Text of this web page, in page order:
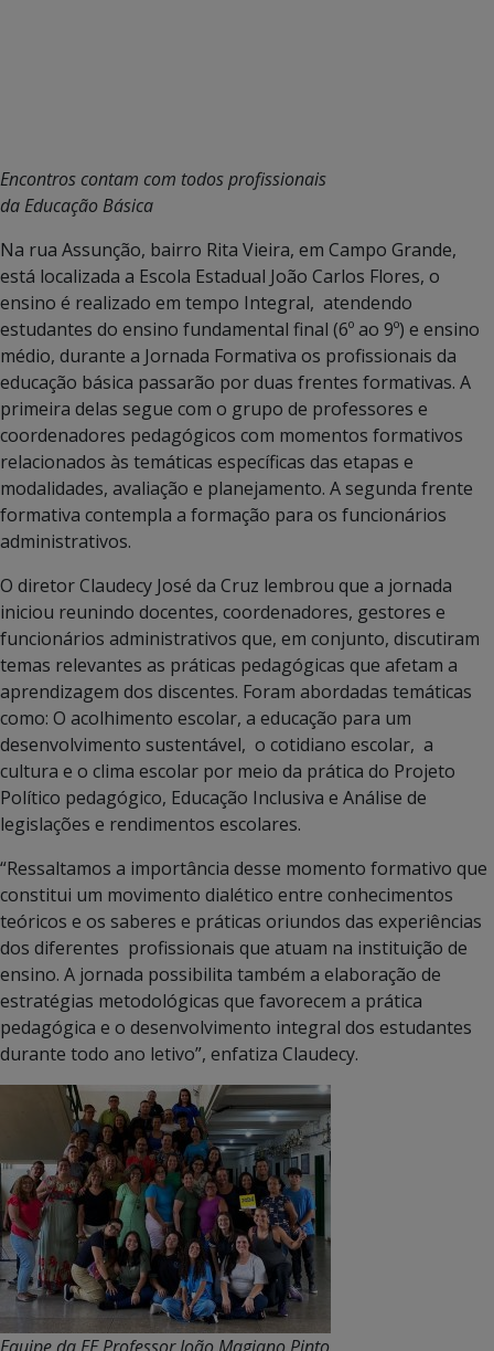
Encontros contam com todos profissionais
da Educação Básica
Na rua Assunção, bairro Rita Vieira, em Campo Grande,
está localizada a Escola Estadual João Carlos Flores, o
ensino é realizado em tempo Integral, atendendo
estudantes do ensino fundamental final (6º ao 9º) e ensino
médio, durante a Jornada Formativa os profissionais da
educação básica passarão por duas frentes formativas. A
primeira delas segue com o grupo de professores e
coordenadores pedagógicos com momentos formativos
relacionados às temáticas específicas das etapas e
modalidades, avaliação e planejamento. A segunda frente
formativa contempla a formação para os funcionários
administrativos.
O diretor Claudecy José da Cruz lembrou que a jornada
iniciou reunindo docentes, coordenadores, gestores e
funcionários administrativos que, em conjunto, discutiram
temas relevantes as práticas pedagógicas que afetam a
aprendizagem dos discentes. Foram abordadas temáticas
como: O acolhimento escolar, a educação para um
desenvolvimento sustentável, o cotidiano escolar, a
cultura e o clima escolar por meio da prática do Projeto
Político pedagógico, Educação Inclusiva e Análise de
legislações e rendimentos escolares.
“Ressaltamos a importância desse momento formativo que
constitui um movimento dialético entre conhecimentos
teóricos e os saberes e práticas oriundos das experiências
dos diferentes profissionais que atuam na instituição de
ensino. A jornada possibilita também a elaboração de
estratégias metodológicas que favorecem a prática
pedagógica e o desenvolvimento integral dos estudantes
durante todo ano letivo”, enfatiza Claudecy.